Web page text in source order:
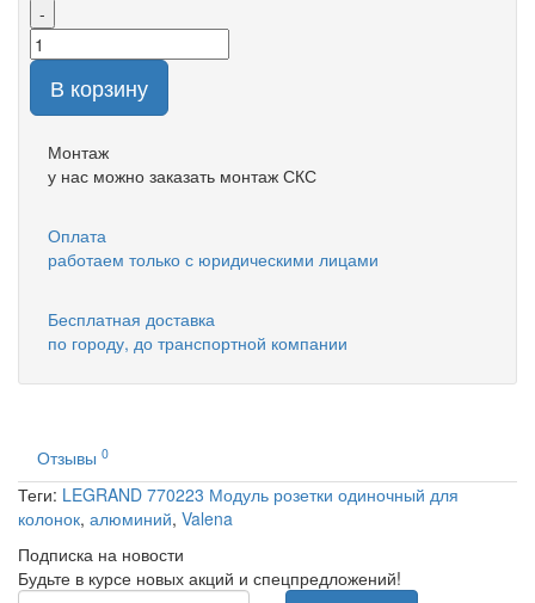
-
В корзину
Монтаж
у нас можно заказать монтаж СКС
Оплата
работаем только с юридическими лицами
Бесплатная доставка
по городу, до транспортной компании
Отзывы 0
Теги: LEGRAND 770223 Модуль розетки одиночный для
колонок, алюминий, Valena
Подписка на новости
Будьте в курсе новых акций и спецпредложений!